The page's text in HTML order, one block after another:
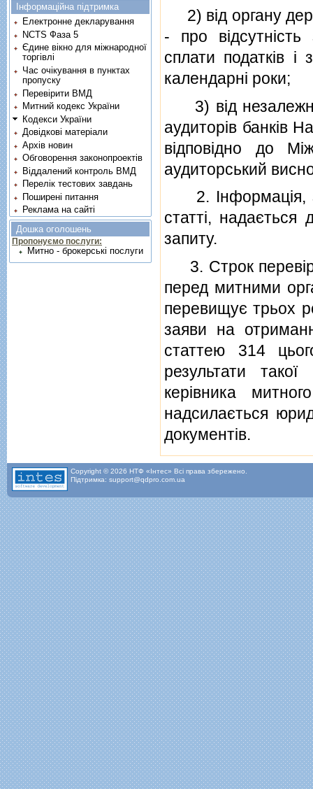
2) вiд органу
- про вiдсутнiсть
сплати податкiв i
календарнi роки;
3) вiд
аудиторiв банкiв
вiдповiдно до
аудиторський
2. Iнформацiя,
статтi,
запиту.
3. Строк
перед митними
перевищує трьох
заяви на
статтею 314
результати
керiвника
надсилається
документiв.
Інформаційна підтримка
Електронне декларування
NCTS Фаза 5
Єдине вікно для міжнародної
торгівлі
Час очікування в пунктах
пропуску
Перевірити ВМД
Митний кодекс України
Кодекси України
Довідкові матеріали
Архів новин
Обговорення законопроектів
Віддалений контроль ВМД
Перелік тестових завдань
Поширені питання
Реклама на сайті
Дошка оголошень
Пропонуємо послуги:
Митно - брокерські послуги
Copyright © 2026 НТФ «Інтес» Всі права збережено.
Підтримка: support@qdpro.com.ua